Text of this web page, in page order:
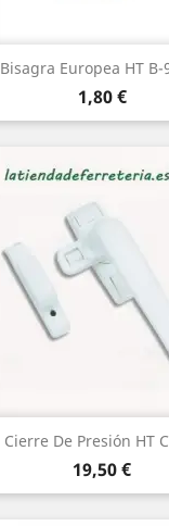
Bisagra Europea HT B-
Precio
1,80 €
Cierre De Presión HT
Precio
19,50 €